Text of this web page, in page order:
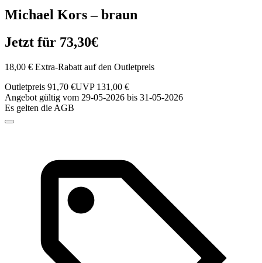
Michael Kors – braun
Jetzt für 73,30€
18,00 € Extra-Rabatt auf den Outletpreis
Outletpreis 91,70 €UVP 131,00 €
Angebot gültig vom 29-05-2026 bis 31-05-2026
Es gelten die AGB